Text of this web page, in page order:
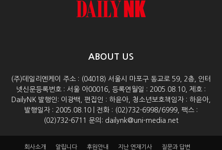
ABOUT US
(주)데일리엔케이 주소 : (04018) 서울시 마포구 동교로 59, 2층, 인터
넷신문등록번호 : 서울 아00016, 등록연월일 : 2005.08.10, 제호 :
DailyNK 발행인: 이광백, 편집인 : 하윤아, 청소년보호책임자 : 하윤아,
발행일자 : 2005.08.10 | 전화 : (02)732-6998/6999, 팩스 :
(02)732-6711 문의: dailynk@uni-media.net
회사소개 알립니다 후원안내 지난 연재기사 질문과 답변